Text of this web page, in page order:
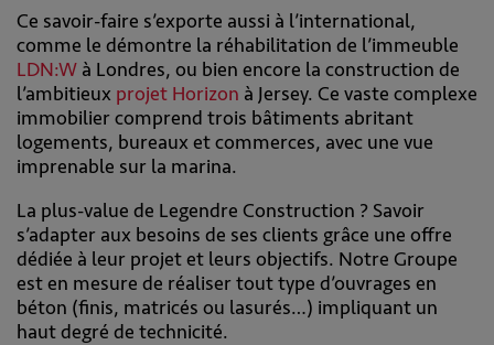
Ce savoir-faire s’exporte aussi à l’international,
comme le démontre la réhabilitation de l’immeuble
LDN:W à Londres, ou bien encore la construction de
l’ambitieux projet Horizon à Jersey. Ce vaste complexe
immobilier comprend trois bâtiments abritant
logements, bureaux et commerces, avec une vue
imprenable sur la marina.
La plus-value de Legendre Construction ? Savoir
s’adapter aux besoins de ses clients grâce une offre
dédiée à leur projet et leurs objectifs. Notre Groupe
est en mesure de réaliser tout type d’ouvrages en
béton (finis, matricés ou lasurés…) impliquant un
haut degré de technicité.